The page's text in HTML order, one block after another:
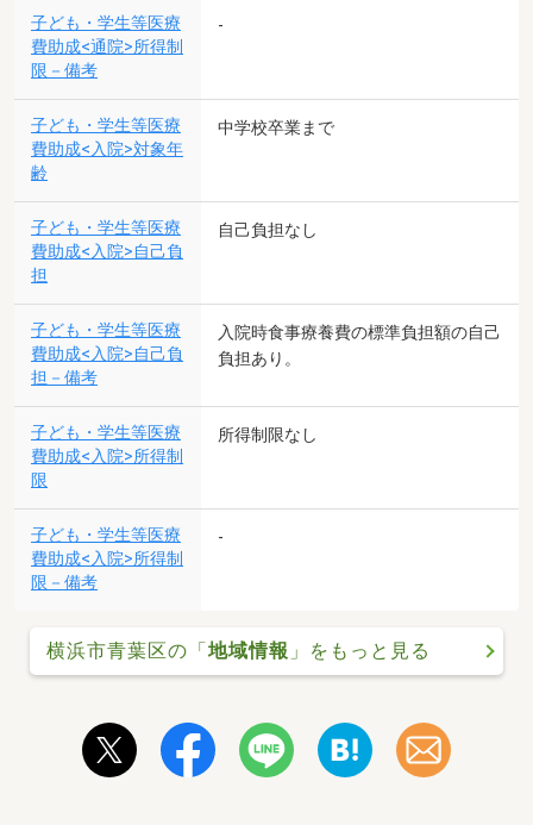
子ども・学生等医療
費助成<通院>所得制
限－備考
-
子ども・学生等医療
費助成<入院>対象年
齢
中学校卒業まで
子ども・学生等医療
費助成<入院>自己負
担
自己負担なし
子ども・学生等医療
費助成<入院>自己負
担－備考
入院時食事療養費の標準負担額の自己
負担あり。
子ども・学生等医療
費助成<入院>所得制
限
所得制限なし
子ども・学生等医療
費助成<入院>所得制
限－備考
-
横浜市青葉区の「地域情報 」をもっと見る